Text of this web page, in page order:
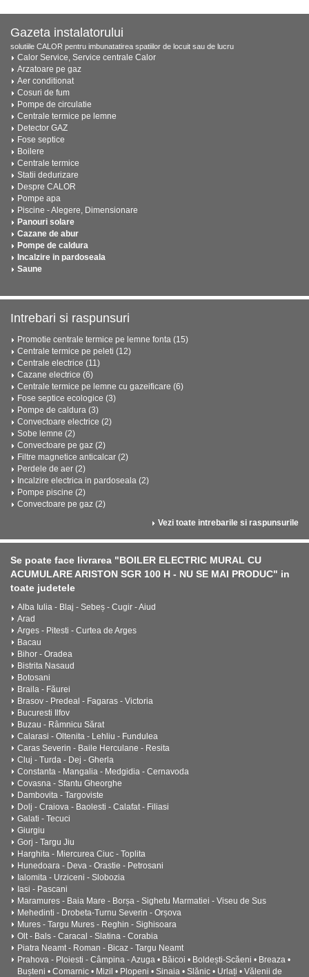
Gazeta instalatorului
solutiile CALOR pentru imbunatatirea spatiilor de locuit sau de lucru
Calor Service, Service centrale Calor
Arzatoare pe gaz
Aer conditionat
Cosuri de fum
Pompe de circulatie
Centrale termice pe lemne
Detector GAZ
Fose septice
Boilere
Centrale termice
Statii dedurizare
Despre CALOR
Pompe apa
Piscine - Alegere, Dimensionare
Panouri solare
Cazane de abur
Pompe de caldura
Incalzire in pardoseala
Saune
Intrebari si raspunsuri
Promotie centrale termice pe lemne fonta (15)
Centrale termice pe peleti (12)
Centrale electrice (11)
Cazane electrice (6)
Centrale termice pe lemne cu gazeificare (6)
Fose septice ecologice (3)
Pompe de caldura (3)
Convectoare electrice (2)
Sobe lemne (2)
Convectoare pe gaz (2)
Filtre magnetice anticalcar (2)
Perdele de aer (2)
Incalzire electrica in pardoseala (2)
Pompe piscine (2)
Convectoare pe gaz (2)
Vezi toate intrebarile si raspunsurile
Se poate face livrarea "BOILER ELECTRIC MURAL CU
ACUMULARE ARISTON SGR 100 H - NU SE MAI PRODUC" in
toate judetele
Alba Iulia - Blaj - Sebeș - Cugir - Aiud
Arad
Arges - Pitesti - Curtea de Arges
Bacau
Bihor - Oradea
Bistrita Nasaud
Botosani
Braila - Făurei
Brasov - Predeal - Fagaras - Victoria
Bucuresti Ilfov
Buzau - Râmnicu Sărat
Calarasi - Oltenita - Lehliu - Fundulea
Caras Severin - Baile Herculane - Resita
Cluj - Turda - Dej - Gherla
Constanta - Mangalia - Medgidia - Cernavoda
Covasna - Sfantu Gheorghe
Dambovita - Targoviste
Dolj - Craiova - Baolesti - Calafat - Filiasi
Galati - Tecuci
Giurgiu
Gorj - Targu Jiu
Harghita - Miercurea Ciuc - Toplita
Hunedoara - Deva - Orastie - Petrosani
Ialomita - Urziceni - Slobozia
Iasi - Pascani
Maramures - Baia Mare - Borșa - Sighetu Marmatiei - Viseu de Sus
Mehedinti - Drobeta-Turnu Severin - Orșova
Mures - Targu Mures - Reghin - Sighisoara
Olt - Bals - Caracal - Slatina - Corabia
Piatra Neamt - Roman - Bicaz - Targu Neamt
Prahova - Ploiesti - Câmpina - Azuga • Băicoi • Boldești-Scăeni • Breaza •
Bușteni • Comarnic • Mizil • Plopeni • Sinaia • Slănic • Urlați • Vălenii de